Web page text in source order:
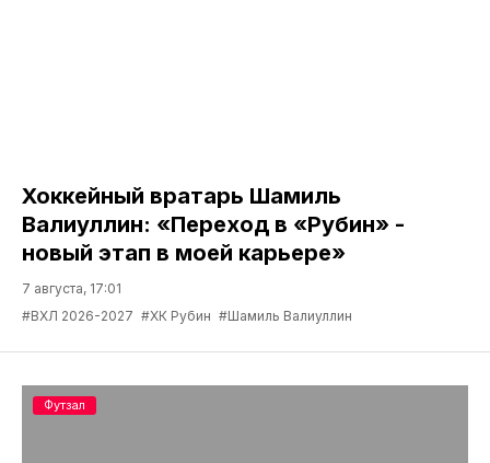
Хоккейный вратарь Шамиль
Валиуллин: «Переход в «Рубин» -
новый этап в моей карьере»
7 августа, 17:01
#ВХЛ 2026-2027 #ХК Рубин #Шамиль Валиуллин
Футзал